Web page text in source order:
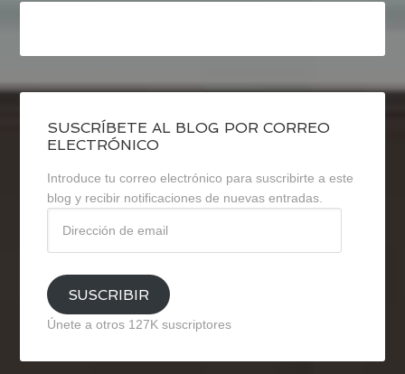
SUSCRÍBETE AL BLOG POR CORREO
ELECTRÓNICO
Introduce tu correo electrónico para suscribirte a este
blog y recibir notificaciones de nuevas entradas.
email
SUSCRIBIR
Únete a otros 127K suscriptores